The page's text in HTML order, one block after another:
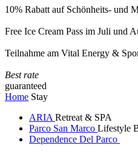
10% Rabatt auf Schönheits- und
Free Ice Cream Pass im Juli und
Teilnahme am Vital Energy &
Best rate
guaranteed
Home Stay
ARIA Retreat & SPA
Parco San Marco Lifestyle
Dependence Del Parco